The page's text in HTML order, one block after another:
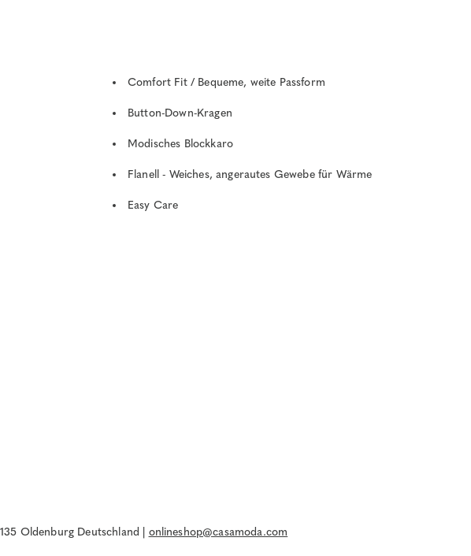
Comfort Fit / Bequeme, weite Passform
Button-Down-Kragen
Modisches Blockkaro
Flanell - Weiches, angerautes Gewebe für Wärme
Easy Care
Oldenburg Deutschland | onlineshop@casamoda.com